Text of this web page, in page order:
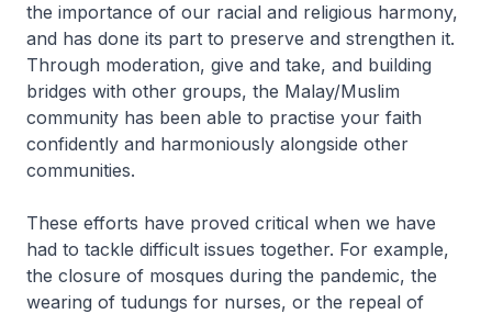
the importance of our racial and religious harmony,
and has done its part to preserve and strengthen it.
Through moderation, give and take, and building
bridges with other groups, the Malay/Muslim
community has been able to practise your faith
confidently and harmoniously alongside other
communities.
These efforts have proved critical when we have
had to tackle difficult issues together. For example,
the closure of mosques during the pandemic, the
wearing of tudungs for nurses, or the repeal of